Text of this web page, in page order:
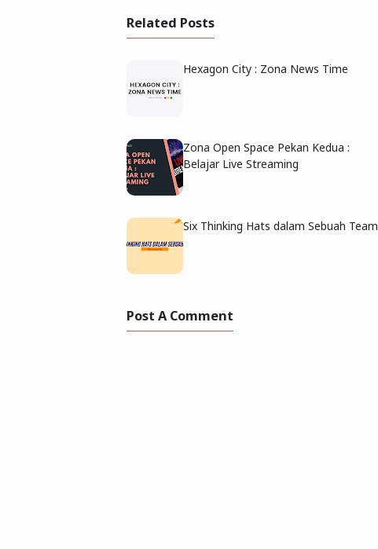
Related Posts
Hexagon City : Zona News Time
Zona Open Space Pekan Kedua :
Belajar Live Streaming
Six Thinking Hats dalam Sebuah Team
Post A Comment